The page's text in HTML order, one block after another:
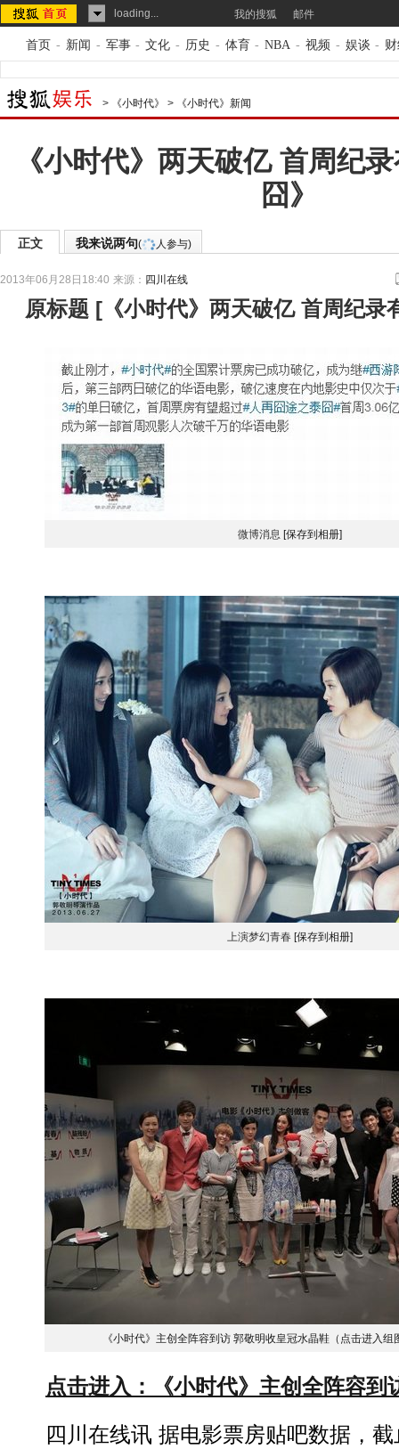
loading... 我的搜狐 邮件
首页 - 新闻 - 军事 - 文化 - 历史 - 体育 - NBA - 视频 - 娱谈 -
> 《小时代》 > 《小时代》新闻
《小时代》两天破亿 首周纪
囧》
正文 我来说两句( 人参与)
2013年06月28日18:40 来源： 四川在线
原标题 [ 《小时代》两天破亿 首周纪录
微博消息 [保存到相册]
上演梦幻青春 [保存到相册]
《小时代》主创全阵容到访 郭敬明收皇冠水晶鞋（点击进入组
点击进入：《小时代》主创全阵容到
四川在线讯 据电影票房贴吧数据，截